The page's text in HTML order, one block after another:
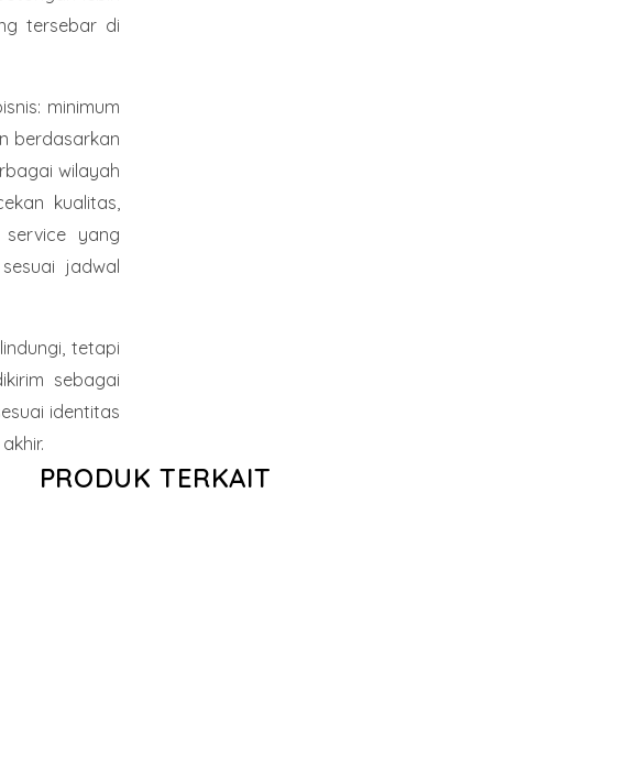
tersebar di
minimum
berdasarkan
wilayah
kualitas,
yang
jadwal
tetapi
sebagai
identitas
PRODUK TERKAIT